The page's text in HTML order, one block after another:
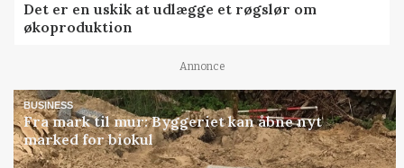
Det er en uskik at udlægge et røgslør om
økoproduktion
Annonce
BUSINESS
Fra mark til mur: Byggeriet kan åbne nyt
marked for biokul